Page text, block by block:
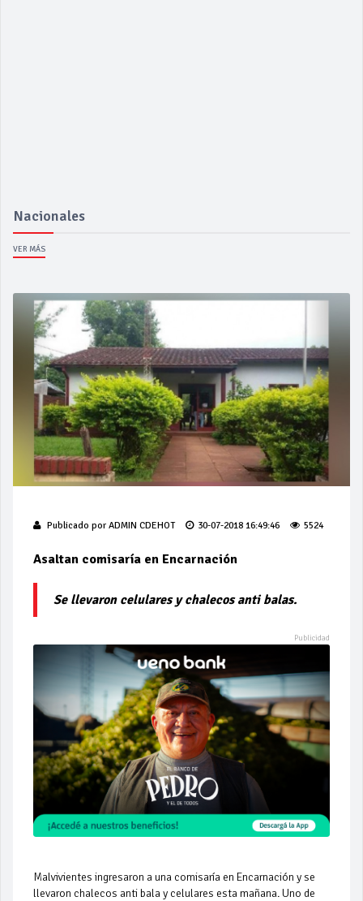
Nacionales
VER MÁS
Publicado por ADMIN CDEHOT 30-07-2018 16:49:46 5524
Asaltan comisaría en Encarnación
Se llevaron celulares y chalecos anti balas.
Malvivientes ingresaron a una comisaría en Encarnación y se
llevaron chalecos anti bala y celulares esta mañana. Uno de